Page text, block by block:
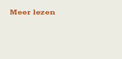
Meer lezen